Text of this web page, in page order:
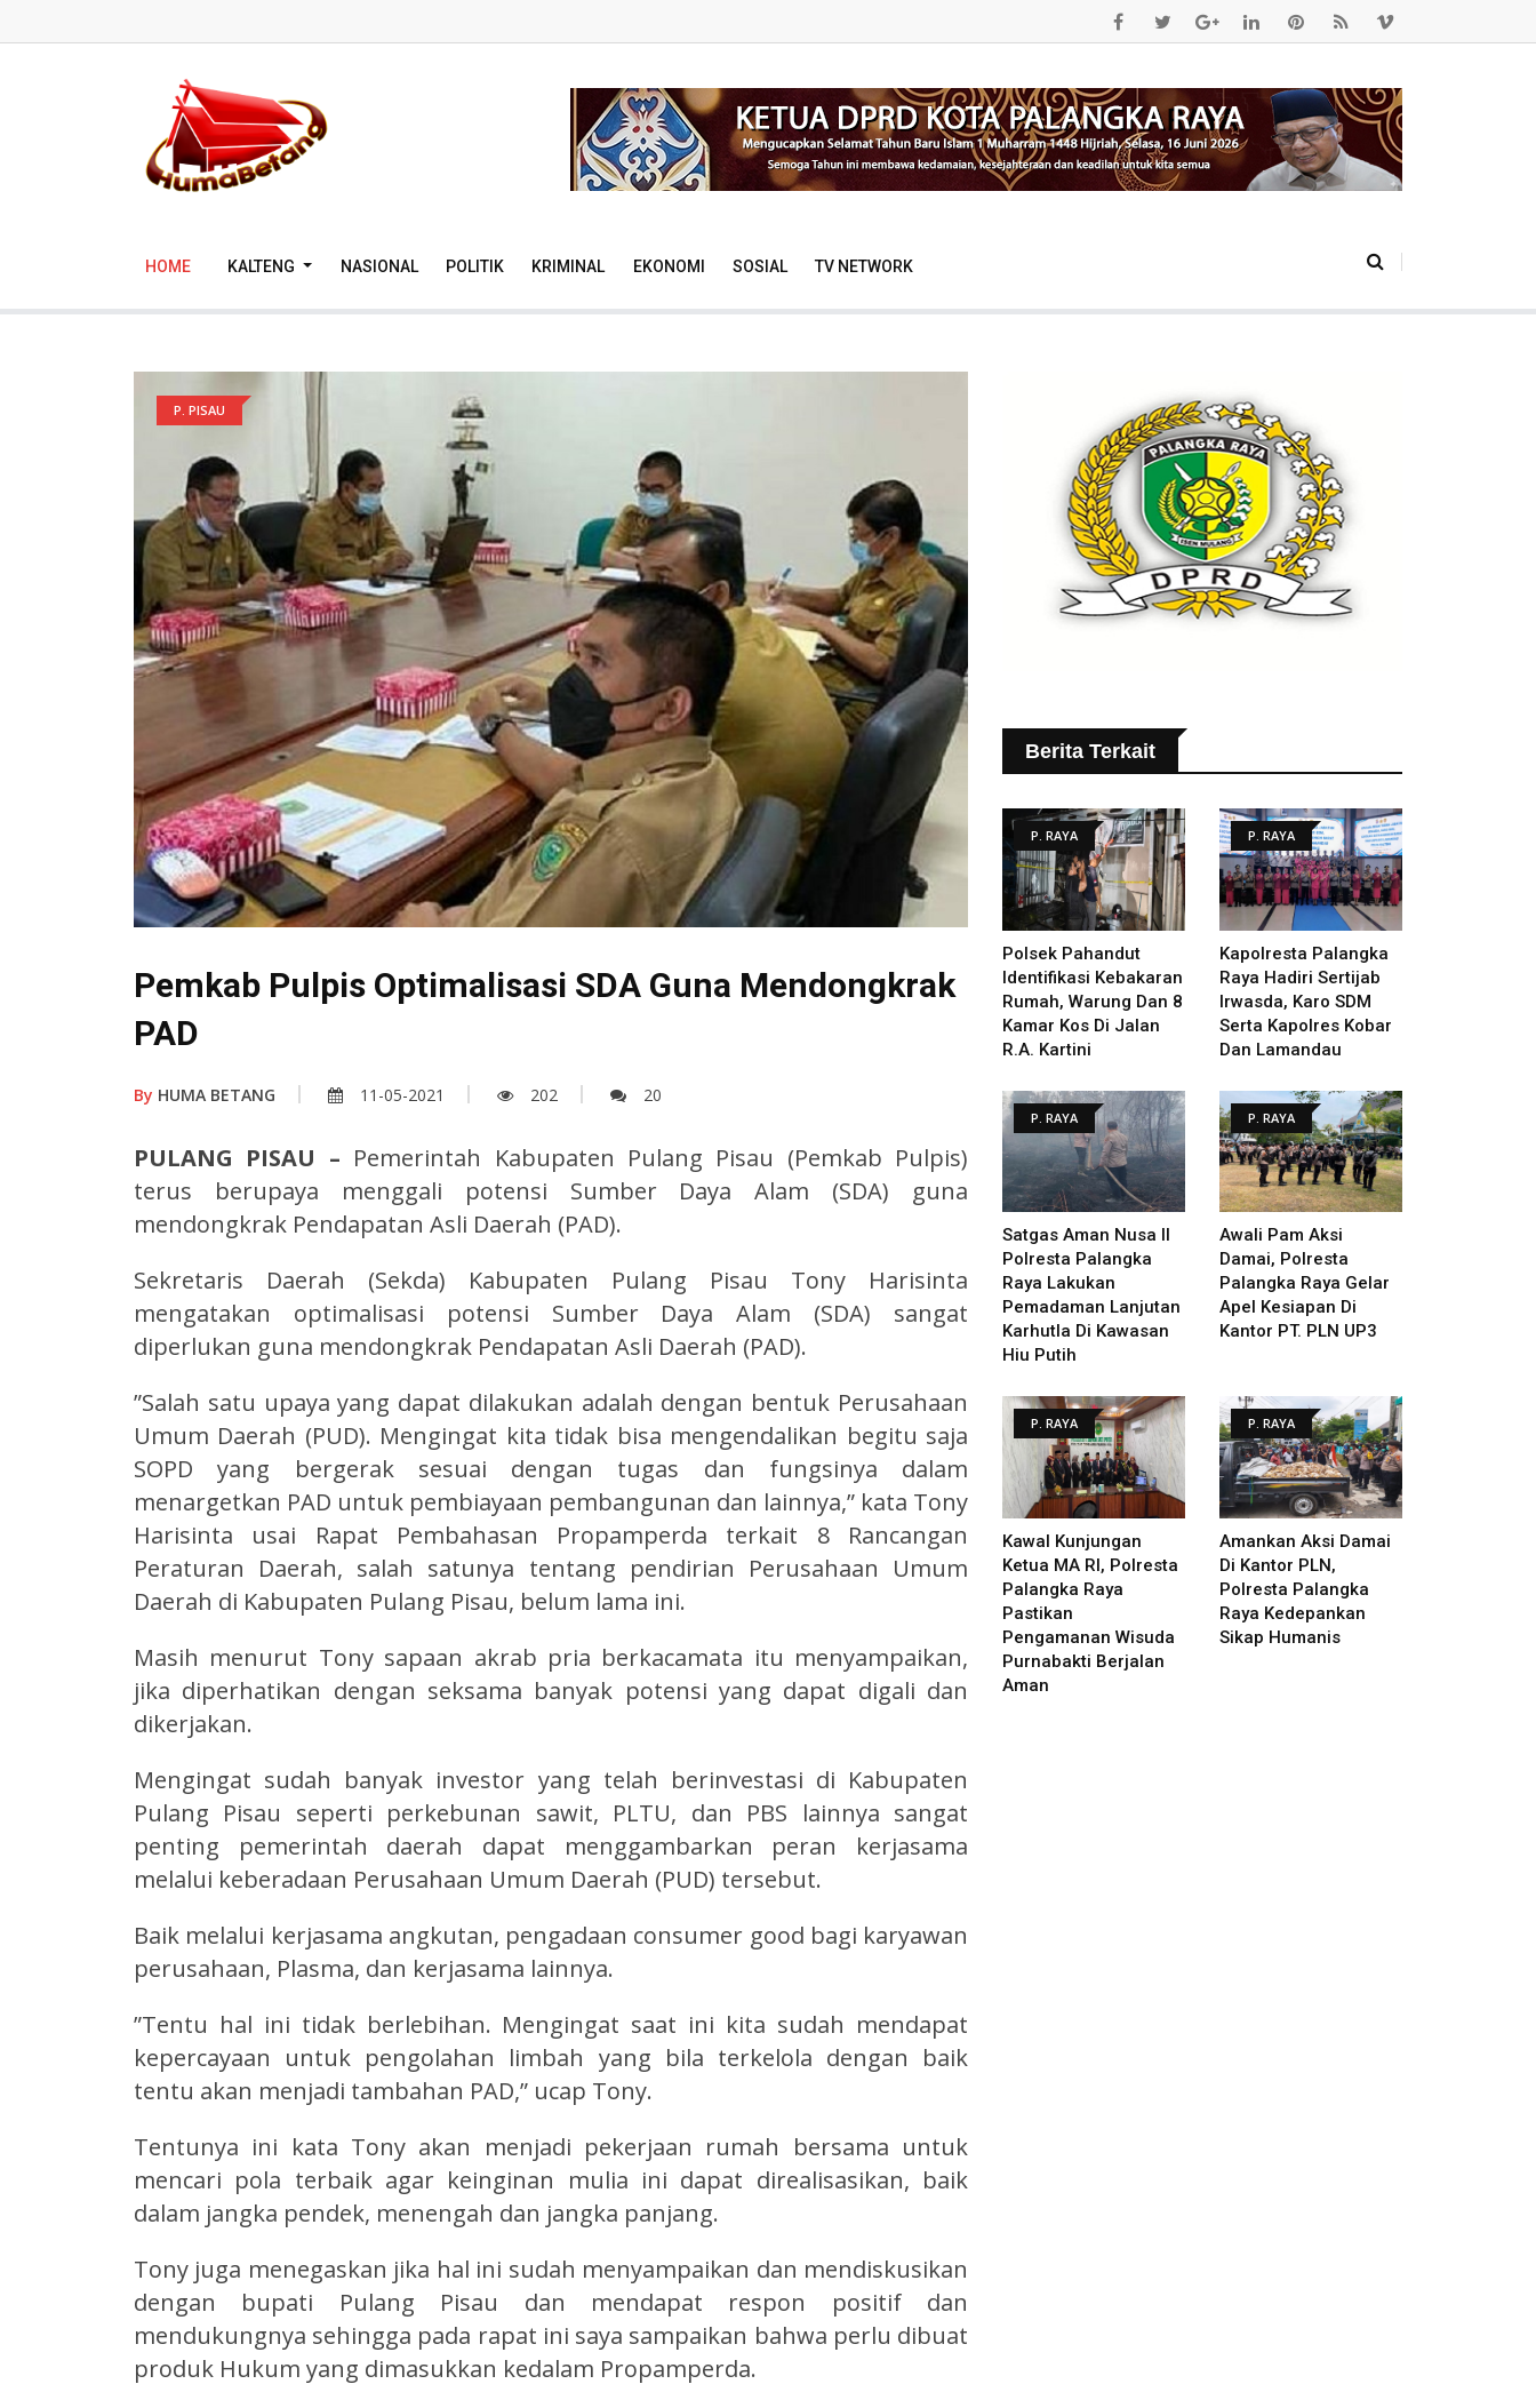
HOME KALTENG NASIONAL POLITIK KRIMINAL EKONOMI SOSIAL TV NETWORK
P. PISAU
Pemkab Pulpis Optimalisasi SDA Guna Mendongkrak
PAD
By HUMA BETANG 11-05-2021 202 20
PULANG PISAU – Pemerintah Kabupaten Pulang Pisau (Pemkab Pulpis)
terus berupaya menggali potensi Sumber Daya Alam (SDA) guna
mendongkrak Pendapatan Asli Daerah (PAD).
Sekretaris Daerah (Sekda) Kabupaten Pulang Pisau Tony Harisinta
mengatakan optimalisasi potensi Sumber Daya Alam (SDA) sangat
diperlukan guna mendongkrak Pendapatan Asli Daerah (PAD).
”Salah satu upaya yang dapat dilakukan adalah dengan bentuk Perusahaan
Umum Daerah (PUD). Mengingat kita tidak bisa mengendalikan begitu saja
SOPD yang bergerak sesuai dengan tugas dan fungsinya dalam
menargetkan PAD untuk pembiayaan pembangunan dan lainnya,” kata Tony
Harisinta usai Rapat Pembahasan Propamperda terkait 8 Rancangan
Peraturan Daerah, salah satunya tentang pendirian Perusahaan Umum
Daerah di Kabupaten Pulang Pisau, belum lama ini.
Masih menurut Tony sapaan akrab pria berkacamata itu menyampaikan,
jika diperhatikan dengan seksama banyak potensi yang dapat digali dan
dikerjakan.
Mengingat sudah banyak investor yang telah berinvestasi di Kabupaten
Pulang Pisau seperti perkebunan sawit, PLTU, dan PBS lainnya sangat
penting pemerintah daerah dapat menggambarkan peran kerjasama
melalui keberadaan Perusahaan Umum Daerah (PUD) tersebut.
Baik melalui kerjasama angkutan, pengadaan consumer good bagi karyawan
perusahaan, Plasma, dan kerjasama lainnya.
”Tentu hal ini tidak berlebihan. Mengingat saat ini kita sudah mendapat
kepercayaan untuk pengolahan limbah yang bila terkelola dengan baik
tentu akan menjadi tambahan PAD,” ucap Tony.
Tentunya ini kata Tony akan menjadi pekerjaan rumah bersama untuk
mencari pola terbaik agar keinginan mulia ini dapat direalisasikan, baik
dalam jangka pendek, menengah dan jangka panjang.
Tony juga menegaskan jika hal ini sudah menyampaikan dan mendiskusikan
dengan bupati Pulang Pisau dan mendapat respon positif dan
mendukungnya sehingga pada rapat ini saya sampaikan bahwa perlu dibuat
produk Hukum yang dimasukkan kedalam Propamperda.
Berita Terkait
P. RAYA
Polsek Pahandut
Identifikasi Kebakaran
Rumah, Warung Dan 8
Kamar Kos Di Jalan
R.A. Kartini
P. RAYA
Kapolresta Palangka
Raya Hadiri Sertijab
Irwasda, Karo SDM
Serta Kapolres Kobar
Dan Lamandau
P. RAYA
Satgas Aman Nusa II
Polresta Palangka
Raya Lakukan
Pemadaman Lanjutan
Karhutla Di Kawasan
Hiu Putih
P. RAYA
Awali Pam Aksi
Damai, Polresta
Palangka Raya Gelar
Apel Kesiapan Di
Kantor PT. PLN UP3
P. RAYA
Kawal Kunjungan
Ketua MA RI, Polresta
Palangka Raya
Pastikan
Pengamanan Wisuda
Purnabakti Berjalan
Aman
P. RAYA
Amankan Aksi Damai
Di Kantor PLN,
Polresta Palangka
Raya Kedepankan
Sikap Humanis